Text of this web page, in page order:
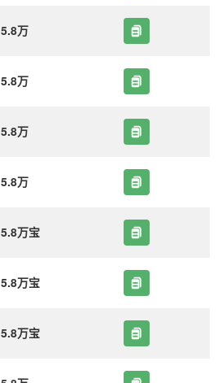
5.8万
5.8万
5.8万
5.8万
5.8万宝
5.8万宝
5.8万宝